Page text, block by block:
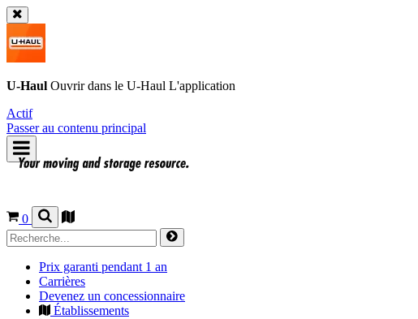
U-Haul Ouvrir dans le U-Haul L'application
Actif
Passer au contenu principal
0
Prix garanti pendant 1 an
Carrières
Devenez un concessionnaire
Établissements